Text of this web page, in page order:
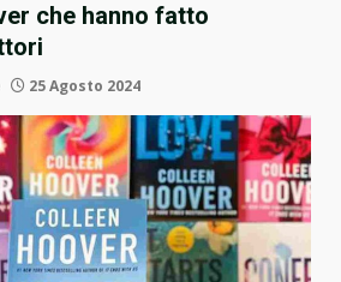
che hanno fatto
25 Agosto 2024